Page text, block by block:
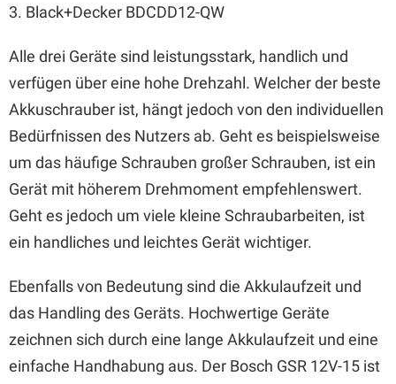
3. Black+Decker BDCDD12-QW
Alle drei Geräte sind leistungsstark, handlich und
verfügen über eine hohe Drehzahl. Welcher der beste
Akkuschrauber ist, hängt jedoch von den individuellen
Bedürfnissen des Nutzers ab. Geht es beispielsweise
um das häufige Schrauben großer Schrauben, ist ein
Gerät mit höherem Drehmoment empfehlenswert.
Geht es jedoch um viele kleine Schraubarbeiten, ist
ein handliches und leichtes Gerät wichtiger.
Ebenfalls von Bedeutung sind die Akkulaufzeit und
das Handling des Geräts. Hochwertige Geräte
zeichnen sich durch eine lange Akkulaufzeit und eine
einfache Handhabung aus. Der Bosch GSR 12V-15 ist